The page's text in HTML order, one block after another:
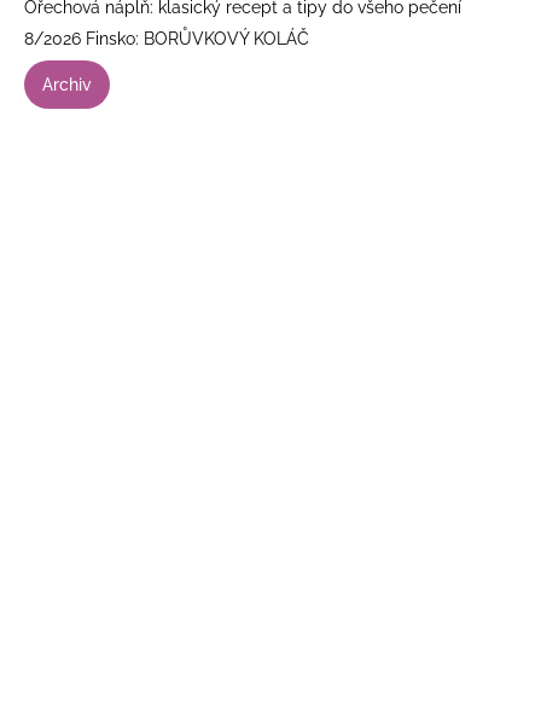
Ořechová náplň: klasický recept a tipy do všeho pečení
8/2026 Finsko: BORŮVKOVÝ KOLÁČ
Archiv